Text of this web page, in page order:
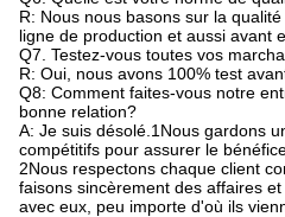
R: Nous nous basons sur la
ligne de production et aussi avant
Q7. Testez-vous toutes vos
R: Oui, nous avons 100% test
Q8: Comment faites-vous notre
bonne relation?
A: Je suis désolé.1Nous gardons
compétitifs pour assurer le
2Nous respectons chaque client
faisons sincèrement des affaires
avec eux, peu importe d'où ils